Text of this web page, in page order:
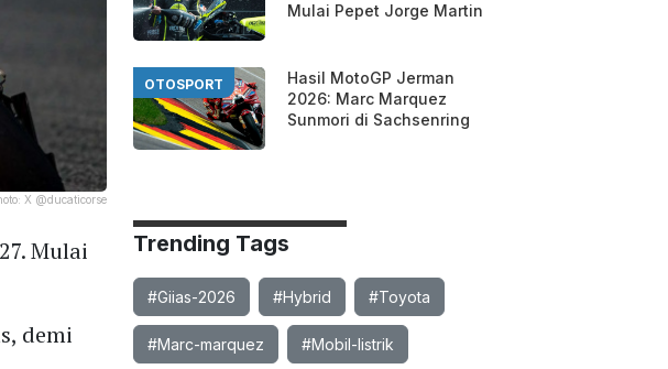
X @ducaticorse
Mulai
demi
Mulai Pepet Jorge Martin
OTOSPORT
Hasil MotoGP Jerman
2026: Marc Marquez
Sunmori di Sachsenring
Trending Tags
#Giias-2026 #Hybrid #Toyota
#Marc-marquez #Mobil-listrik